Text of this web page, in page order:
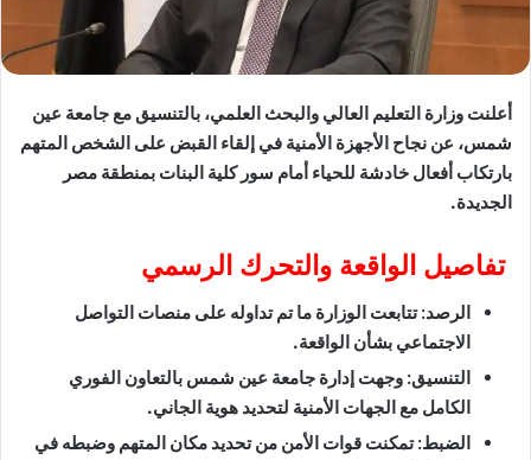
أعلنت وزارة التعليم العالي والبحث العلمي، بالتنسيق مع جامعة عين
شمس، عن نجاح الأجهزة الأمنية في إلقاء القبض على الشخص المتهم
بارتكاب أفعال خادشة للحياء أمام سور كلية البنات بمنطقة مصر
الجديدة.
​تفاصيل الواقعة والتحرك الرسمي
الرصد:تتابعت الوزارة ما تم تداوله على منصات التواصل
الاجتماعي بشأن الواقعة.
التنسيق: وجهت إدارة جامعة عين شمس بالتعاون الفوري
الكامل مع الجهات الأمنية لتحديد هوية الجاني.
الضبط:تمكنت قوات الأمن من تحديد مكان المتهم وضبطه في